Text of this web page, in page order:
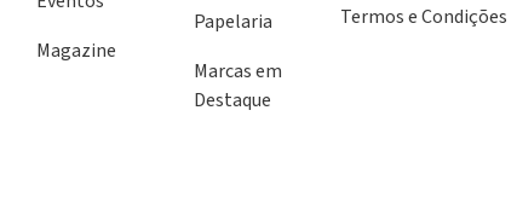
Magazine
Papelaria
Marcas em
Destaque
Termos e Condições